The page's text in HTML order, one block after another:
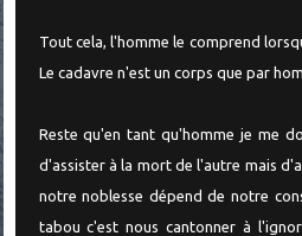
Tout cela, l'homme le comprend
Le cadavre n'est un corps que par
Reste qu'en tant qu'homme je me
d'assister à la mort de l'autre mais
notre noblesse dépend de notre
tabou c'est nous cantonner à